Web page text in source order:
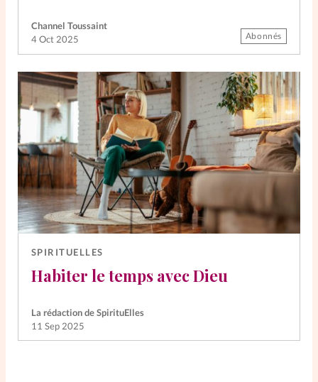
Channel Toussaint
4 Oct 2025
Abonnés
SPIRITUELLES
Habiter le temps avec Dieu
La rédaction de SpirituElles
11 Sep 2025